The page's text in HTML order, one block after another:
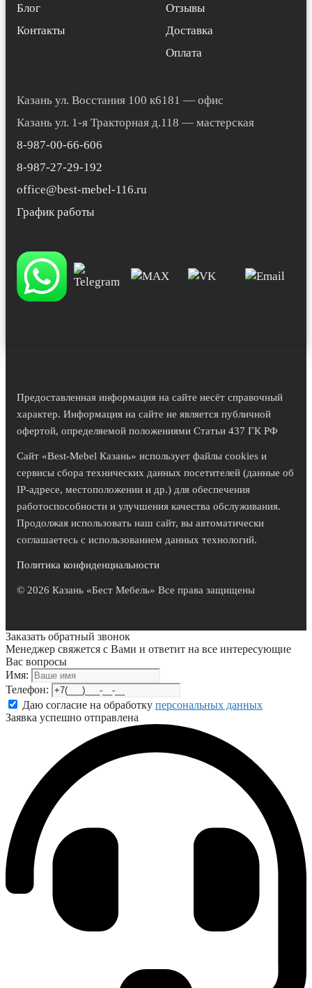
Блог
Контакты
Отзывы
Доставка
Оплата
Казань ул. Восстания 100 к6181 — офис
Казань ул. 1-я Тракторная д.118 — мастерская
8-987-00-66-606
8-987-27-29-192
office@best-mebel-116.ru
График работы
Предоставленная информация на сайте несёт справочный
характер. Информация на сайте не является публичной
офертой, определяемой положениями Статьи 437 ГК РФ
Сайт «Best-Mebel Казань» использует файлы cookies и
сервисы сбора технических данных посетителей (данные об
IP-адресе, местоположении и др.) для обеспечения
работоспособности и улучшения качества обслуживания.
Продолжая использовать наш сайт, вы автоматически
соглашаетесь с использованием данных технологий.
Политика конфиденциальности
© 2026 Казань «Бест Мебель» Все права защищены
Заказать обратный звонок
Менеджер свяжется с Вами и ответит на все интересующие
Вас вопросы
Имя:
Телефон:
Даю согласие на обработку персональных данных
Заявка успешно отправлена